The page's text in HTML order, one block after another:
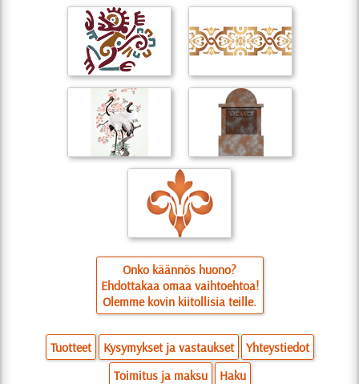
Onko käännös huono?
Ehdottakaa omaa vaihtoehtoa!
Olemme kovin kiitollisia teille.
Tuotteet Kysymykset ja vastaukset
Yhteystiedot
Toimitus ja maksu
Haku